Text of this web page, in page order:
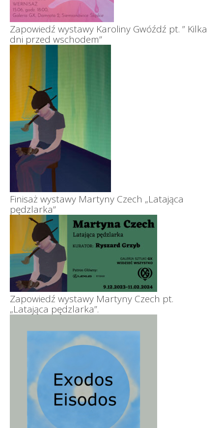
Zapowiedź wystawy Karoliny Gwóźdź pt. ” Kilka
dni przed wschodem”
Finisaż wystawy Martyny Czech „Latająca
pędzlarka”
Zapowiedź wystawy Martyny Czech pt.
„Latająca pędzlarka”.